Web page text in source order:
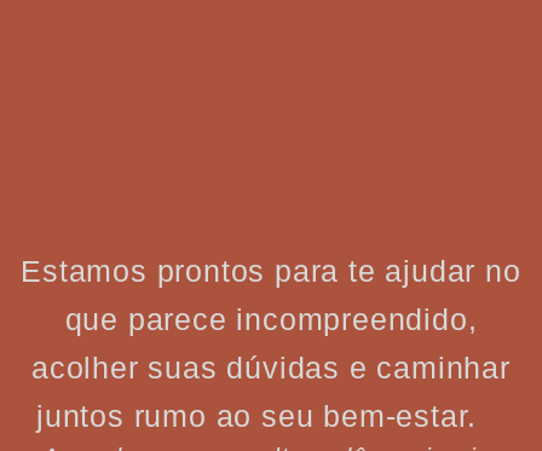
Estamos prontos para te ajudar no
que parece incompreendido,
acolher suas dúvidas e caminhar
juntos rumo ao seu bem-estar.